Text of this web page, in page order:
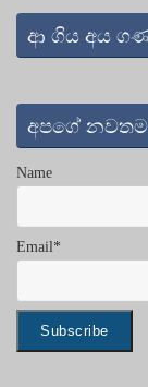
ආ ගිය අය
අපගේ නවතම
Name
Email*